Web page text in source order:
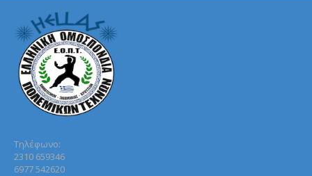
Τηλέφωνo:
2310 659346
6977 542620